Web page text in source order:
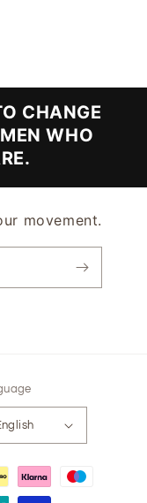
CHANGE
WHO
movement.